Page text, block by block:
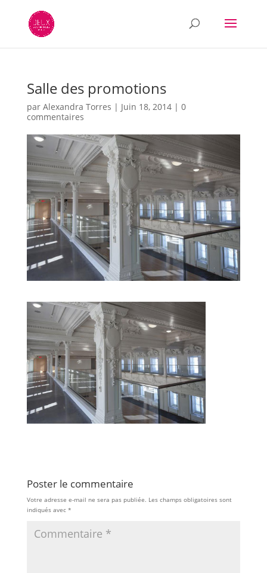
Salle des promotions
par Alexandra Torres | Juin 18, 2014| 0
commentaires
Poster le commentaire
Votre adresse e-mail ne sera pas publiée. Les champs obligatoires sont
indiqués avec *